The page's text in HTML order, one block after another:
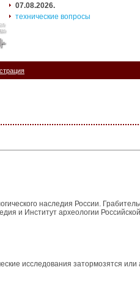
07.08.2026.
технические вопросы
наследия России.
и Институт археологии
исследования затормозятся или